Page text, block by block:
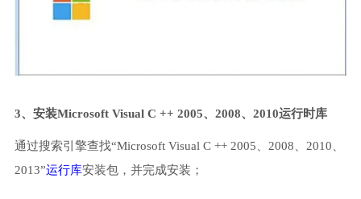
3、安装Microsoft Visual C ++ 2005、2008、2010运行时库
通过搜索引擎查找“Microsoft Visual C ++ 2005、2008、2010、
2013”运行库安装包，并完成安装；